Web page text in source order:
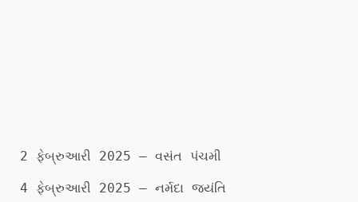
2 ફેબ્રુઆરી 2025 – વસંત પંચમી
4 ફેબ્રુઆરી 2025 – નર્મદા જયંતિ